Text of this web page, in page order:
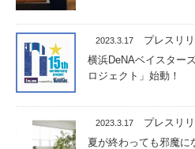
2023.3.17
プレスリ
横浜DeNAベイスター
ロジェクト」始動！
2023.3.17
プレスリ
夏が終わっても邪魔に